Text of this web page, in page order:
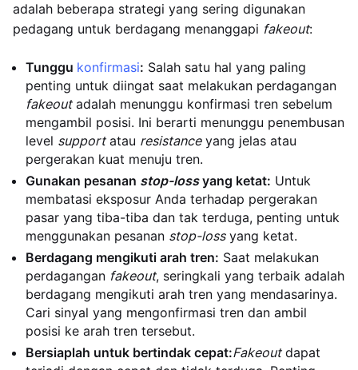
adalah beberapa strategi yang sering digunakan
pedagang untuk berdagang menanggapi fakeout:
Tunggu konfirmasi: Salah satu hal yang paling
penting untuk diingat saat melakukan perdagangan
fakeoutadalah menunggu konfirmasi tren sebelum
mengambil posisi. Ini berarti menunggu penembusan
level supportatau resistanceyang jelas atau
pergerakan kuat menuju tren.
Gunakan pesanan stop-lossyang ketat: Untuk
membatasi eksposur Anda terhadap pergerakan
pasar yang tiba-tiba dan tak terduga, penting untuk
menggunakan pesanan stop-lossyang ketat.
Berdagang mengikuti arah tren: Saat melakukan
perdagangan fakeout, seringkali yang terbaik adalah
berdagang mengikuti arah tren yang mendasarinya.
Cari sinyal yang mengonfirmasi tren dan ambil
posisi ke arah tren tersebut.
Bersiaplah untuk bertindak cepat:Fakeoutdapat